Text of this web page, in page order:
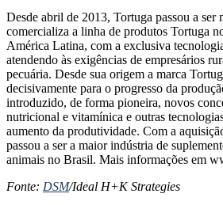
Desde abril de 2013, Tortuga passou a
comercializa a linha de produtos Tortuga
América Latina, com a exclusiva
atendendo às exigências de empresários
pecuária. Desde sua origem a marca
decisivamente para o progresso da
introduzido, de forma pioneira, novos
nutricional e vitamínica e outras
aumento da produtividade. Com a
passou a ser a maior indústria de
animais no Brasil. Mais informações em
Fonte: DSM/Ideal H+K Strategies